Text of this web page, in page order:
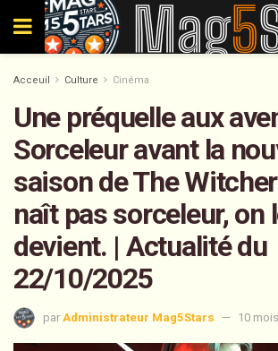
Acceuil Culture Cinéma
Une préquelle aux
Sorceleur avant la
saison de The
naît pas sorceleur, on
devient. | Actualité du
22/10/2025
par Administrateur Mag5Stars 10